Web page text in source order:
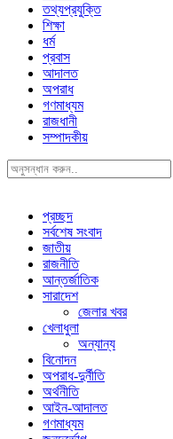
তথ্যপ্রযুক্তি
শিক্ষা
ধর্ম
প্রবাস
আদালত
অপরাধ
গণমাধ্যম
রাজধানী
সম্পাদকীয়
প্রচ্ছদ
সর্বশেষ সংবাদ
জাতীয়
রাজনীতি
আন্তর্জাতিক
সারাদেশ
জেলার খবর
খেলাধুলা
অন্যান্য
বিনোদন
অপরাধ-দুর্নীতি
অর্থনীতি
আইন-আদালত
গণমাধ্যম